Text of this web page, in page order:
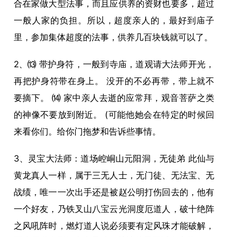
合在家做大型法事，而且应供养的资财也要多，超过
一般人家的负担。所以，超度亲人的，最好到庙子
里，参加集体超度的法事，供养几百块钱就可以了。
2、⒀ 带护身符，一般到寺庙，道观请大法师开光，
再把护身符带在身上。 没开的不必再带，带上就不
要摘下。 ⒁ 家中亲人去逝的应常拜，观音菩萨之类
的神像不要放到附近。 (可能他她会在特定的时候回
来看你们。给你门拖梦和告诉些事情。
3、灵宝大法师：道场崆峒山元阳洞，无徒弟 此仙与
黄龙真人一样，属于三无人士，无门徒、无法宝、无
战绩，唯一一次出手还是被赵公明打伤回去的，他有
一个好友，乃铁叉山八宝云光洞度厄道人，破十绝阵
之风吼阵时，燃灯道人说必须要有定风珠才能破解，